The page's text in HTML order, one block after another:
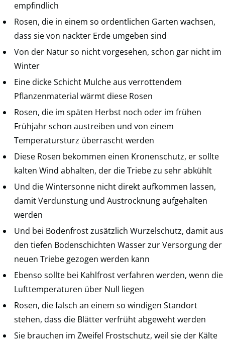
empfindlich
Rosen, die in einem so ordentlichen Garten wachsen,
dass sie von nackter Erde umgeben sind
Von der Natur so nicht vorgesehen, schon gar nicht im
Winter
Eine dicke Schicht Mulche aus verrottendem
Pflanzenmaterial wärmt diese Rosen
Rosen, die im späten Herbst noch oder im frühen
Frühjahr schon austreiben und von einem
Temperatursturz überrascht werden
Diese Rosen bekommen einen Kronenschutz, er sollte
kalten Wind abhalten, der die Triebe zu sehr abkühlt
Und die Wintersonne nicht direkt aufkommen lassen,
damit Verdunstung und Austrocknung aufgehalten
werden
Und bei Bodenfrost zusätzlich Wurzelschutz, damit aus
den tiefen Bodenschichten Wasser zur Versorgung der
neuen Triebe gezogen werden kann
Ebenso sollte bei Kahlfrost verfahren werden, wenn die
Lufttemperaturen über Null liegen
Rosen, die falsch an einem so windigen Standort
stehen, dass die Blätter verfrüht abgeweht werden
Sie brauchen im Zweifel Frostschutz, weil sie der Kälte